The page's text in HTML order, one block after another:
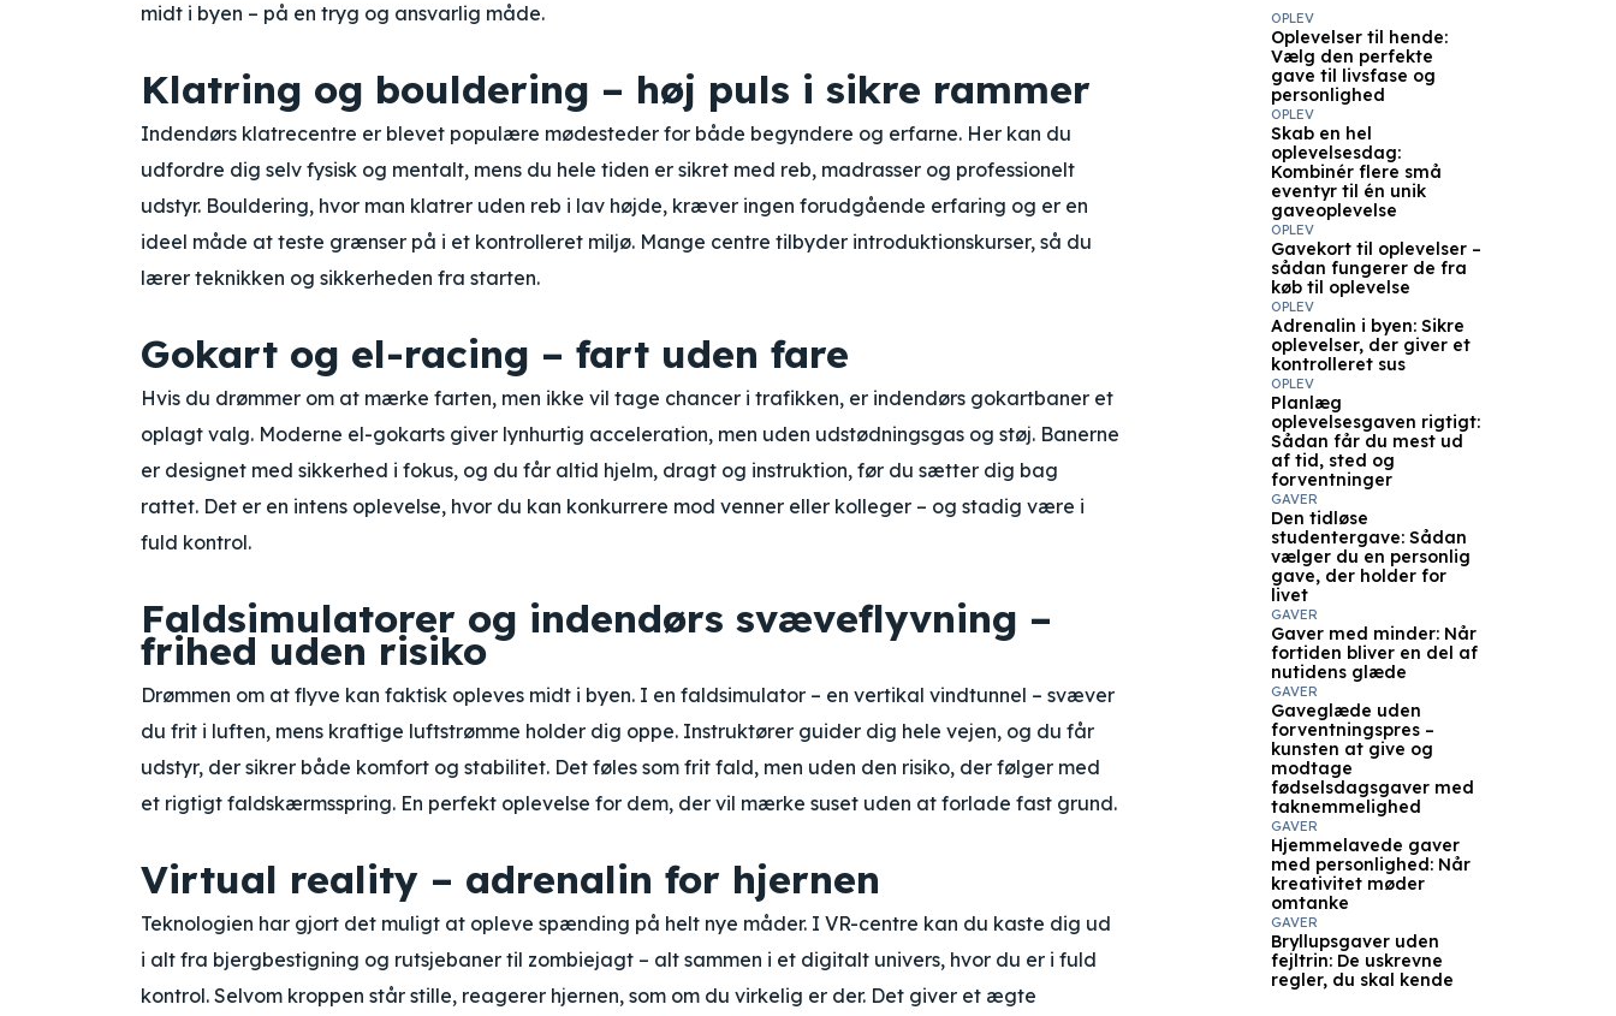
midt i byen – på en tryg og ansvarlig måde.
Klatring og bouldering – høj puls i sikre rammer
Indendørs klatrecentre er blevet populære mødesteder for både begyndere og erfarne. Her kan du
udfordre dig selv fysisk og mentalt, mens du hele tiden er sikret med reb, madrasser og professionelt
udstyr. Bouldering, hvor man klatrer uden reb i lav højde, kræver ingen forudgående erfaring og er en
ideel måde at teste grænser på i et kontrolleret miljø. Mange centre tilbyder introduktionskurser, så du
lærer teknikken og sikkerheden fra starten.
Gokart og el-racing – fart uden fare
Hvis du drømmer om at mærke farten, men ikke vil tage chancer i trafikken, er indendørs gokartbaner et
oplagt valg. Moderne el-gokarts giver lynhurtig acceleration, men uden udstødningsgas og støj. Banerne
er designet med sikkerhed i fokus, og du får altid hjelm, dragt og instruktion, før du sætter dig bag
rattet. Det er en intens oplevelse, hvor du kan konkurrere mod venner eller kolleger – og stadig være i
fuld kontrol.
Faldsimulatorer og indendørs svæveflyvning –
frihed uden risiko
Drømmen om at flyve kan faktisk opleves midt i byen. I en faldsimulator – en vertikal vindtunnel – svæver
du frit i luften, mens kraftige luftstrømme holder dig oppe. Instruktører guider dig hele vejen, og du får
udstyr, der sikrer både komfort og stabilitet. Det føles som frit fald, men uden den risiko, der følger med
et rigtigt faldskærmsspring. En perfekt oplevelse for dem, der vil mærke suset uden at forlade fast grund.
Virtual reality – adrenalin for hjernen
Teknologien har gjort det muligt at opleve spænding på helt nye måder. I VR-centre kan du kaste dig ud
i alt fra bjergbestigning og rutsjebaner til zombiejagt – alt sammen i et digitalt univers, hvor du er i fuld
kontrol. Selvom kroppen står stille, reagerer hjernen, som om du virkelig er der. Det giver et ægte
Oplevelser til hende:
Vælg den perfekte
gave til livsfase og
personlighed
OPLEV
Skab en hel
oplevelsesdag:
Kombinér flere små
eventyr til én unik
gaveoplevelse
OPLEV
Gavekort til oplevelser –
sådan fungerer de fra
køb til oplevelse
OPLEV
Adrenalin i byen: Sikre
oplevelser, der giver et
kontrolleret sus
OPLEV
Planlæg
oplevelsesgaven rigtigt:
Sådan får du mest ud
af tid, sted og
forventninger
OPLEV
Den tidløse
studentergave: Sådan
vælger du en personlig
gave, der holder for
livet
GAVER
Gaver med minder: Når
fortiden bliver en del af
nutidens glæde
GAVER
Gaveglæde uden
forventningspres –
kunsten at give og
modtage
fødselsdagsgaver med
taknemmelighed
GAVER
Hjemmelavede gaver
med personlighed: Når
kreativitet møder
omtanke
GAVER
Bryllupsgaver uden
fejltrin: De uskrevne
regler, du skal kende
GAVER